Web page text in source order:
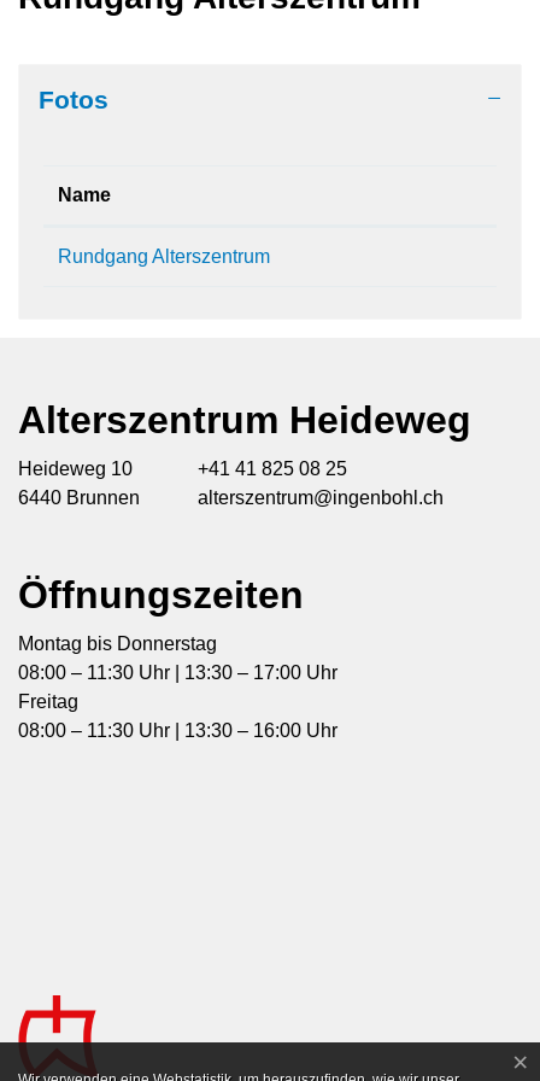
Fotos
Name
Rundgang Alterszentrum
Alterszentrum Heideweg
Heideweg 10
6440 Brunnen
+41 41 825 08 25
alterszentrum@ingenbohl.ch
Öffnungszeiten
Montag bis Donnerstag
08:00 – 11:30 Uhr | 13:30 – 17:00 Uhr
Freitag
08:00 – 11:30 Uhr | 13:30 – 16:00 Uhr
×